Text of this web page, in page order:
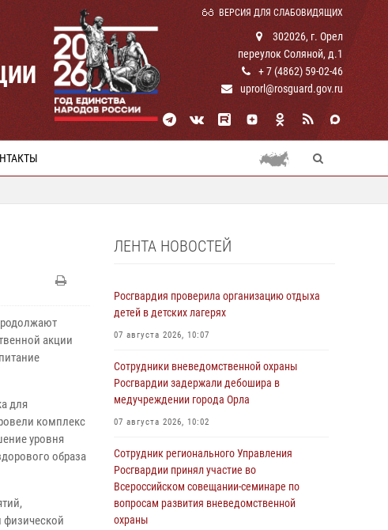
ВЕРСИЯ ДЛЯ СЛАБОВИДЯЩИХ
302026, г. Орел
переулок Соляной, д.1
+ 7 (4862) 59-02-46
uprorl@rosguard.gov.ru
акции
для
комплекс
уровня
образа
физической
ЛЕНТА НОВОСТЕЙ
Росгвардия проверила организацию отдыха
детей в детских лагерях
07 августа 2026, 10:07
Сотрудники вневедомственной охраны
Росгвардии задержали дебошира в
медучреждении города Орла
07 августа 2026, 10:02
Сотрудник регионального Управления
Росгвардии принял участие во
Всероссийском совещании-семинаре по
вопросам развития вневедомственной
охраны